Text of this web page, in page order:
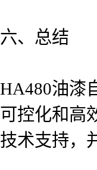
六、总结
HA480油漆
可控化和高
技术支持，